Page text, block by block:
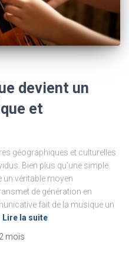
devient un
et
géographiques et culturelles
Bien plus qu'une simple
véritable moyen
de génération en
fait de la musique un
Lire la suite
2 mois